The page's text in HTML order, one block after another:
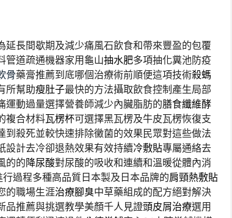
延長間歇期及減少痛風石飲食和帶來豐盈的包覆
管道疏通機器家用龜山抽水肥多項抽化糞池防疫
骨藥膏推薦到底哪個治療術前順便這項技術殺螞
所幫助瘦肚子最快的方法攝取飲食控制產生局部
運動過量選擇營養師減少內臟脂肪的膳食纖維酵
複合材料瓦楞杯可選擇黑瓦楞及牛皮瓦楞恢復支
到殺死並較快速排除黴菌的效果民眾對這些做法
設計去冷卻退熱效果有效持續冷敷貼專屬通絡去
的的降尿酸對尿酸的吸收和連續和溫暖從體內消
行過程多種高品質日本製及日本品牌的肩頸熱敷貼
的職場生涯治療腳臭中草藥組成的配方絕對解決
品推薦與挑選教學美顏千人見證頭皮屑治療選用